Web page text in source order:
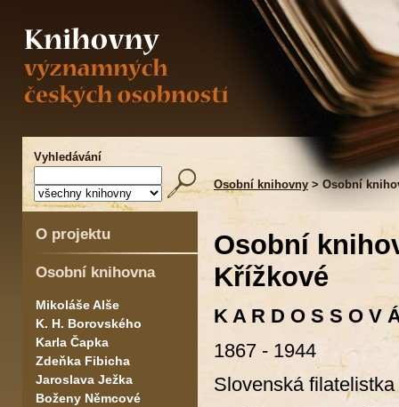
Vyhledávání
Osobní knihovny > Osobní
O projektu
Osobní knihovna
Mikoláše Alše
K. H. Borovského
Karla Čapka
Zdeňka Fibicha
Jaroslava Ježka
Boženy Němcové
Osobní
Křížkové
K A R D O S S O V
1867 - 1944
Slovenská filatelistka